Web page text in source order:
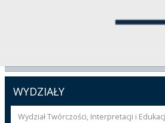
WYDZIAŁY
Wydział Twórczości, Interpretacji i